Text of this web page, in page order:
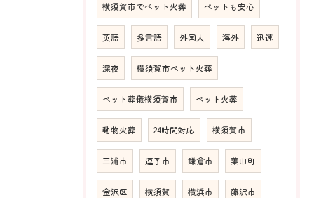
横須賀市でペット火葬 ペットも安心
英語 多言語 外国人 海外 迅速
深夜 横須賀市ペット火葬
ペット葬儀横須賀市 ペット火葬
動物火葬 24時間対応 横須賀市
三浦市 逗子市 鎌倉市 葉山町
金沢区 横須賀 横浜市 藤沢市